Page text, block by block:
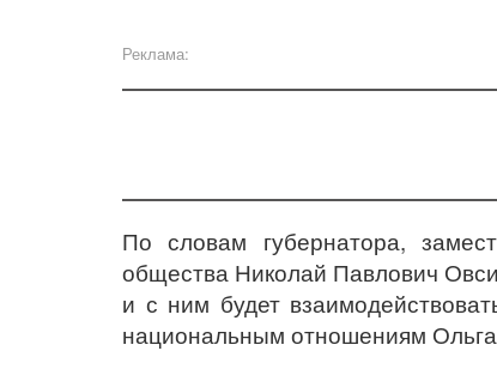
Реклама:
По словам губернатора,
общества Николай Павлович
и с ним будет
национальным отношениям